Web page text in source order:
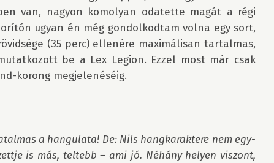
van, nagyon komolyan odatette magát a régi
ugyan én még gondolkodtam volna egy sort,
(35 perc) ellenére maximálisan tartalmas,
be a Lex Legion. Ezzel most már csak
korong megjelenéséig.
a hangulata! De: Nils hangkaraktere nem egy-
is más, teltebb – ami jó. Néhány helyen viszont,